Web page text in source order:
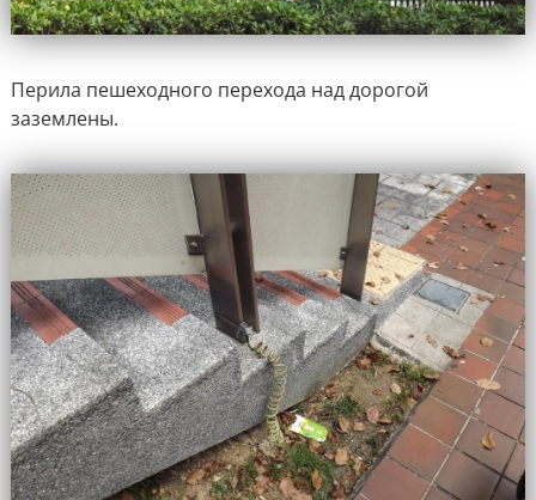
Перила пешеходного перехода над дорогой
заземлены.